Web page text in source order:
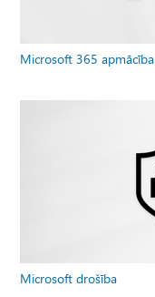
Microsoft 365 apmācība
Microsoft drošība